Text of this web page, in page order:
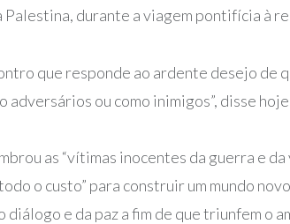
Palestina, durante a viagem pontifícia à
que responde ao ardente desejo de
adversários ou como inimigos”, disse
as “vítimas inocentes da guerra e
o custo” para construir um mundo
diálogo e da paz a fim de que triunfem o